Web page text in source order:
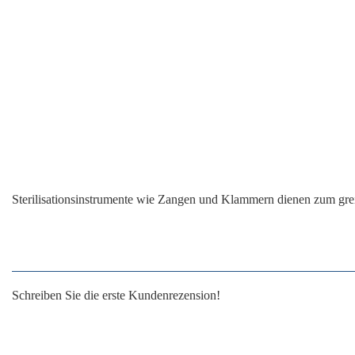
Sterilisationsinstrumente wie Zangen und Klammern dienen zum
Schreiben Sie die erste Kundenrezension!